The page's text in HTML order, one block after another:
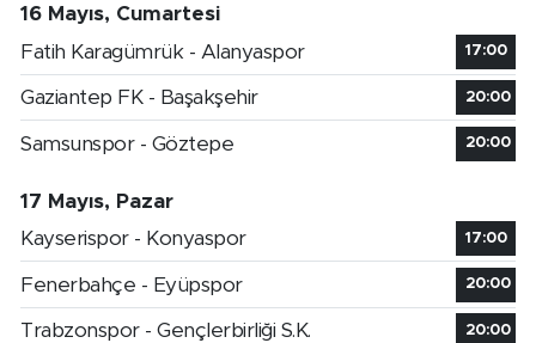
16 Mayıs, Cumartesi
Fatih Karagümrük - Alanyaspor
17:00
Gaziantep FK - Başakşehir 20:00
Samsunspor - Göztepe 20:00
17 Mayıs, Pazar
Kayserispor - Konyaspor
17:00
Fenerbahçe - Eyüpspor 20:00
Trabzonspor - Gençlerbirliği S.K. 20:00